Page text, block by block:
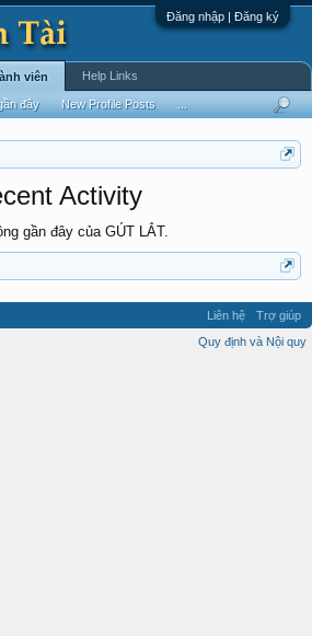
Đăng nhập | Đăng ký
Activity
gần đây của GÚT LẮT.
viên
đây New Profile Posts
Help Links
Liên hệ
Trợ giúp
Quy định và Nội quy